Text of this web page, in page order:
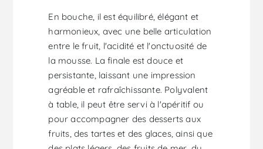
En bouche, il est équilibré, élégant et
harmonieux, avec une belle articulation
entre le fruit, l'acidité et l'onctuosité de
la mousse. La finale est douce et
persistante, laissant une impression
agréable et rafraîchissante. Polyvalent
à table, il peut être servi à l'apéritif ou
pour accompagner des desserts aux
fruits, des tartes et des glaces, ainsi que